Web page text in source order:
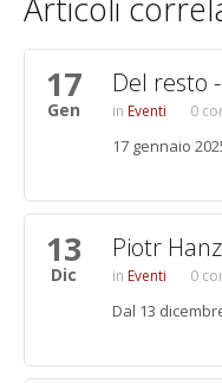
Articoli
17
Gen
Del resto
Eventi 0
17 gennaio
13
Dic
Piotr
Eventi 0
Dal 13
Pagine